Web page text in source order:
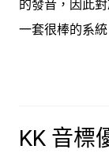
的發音，因此
一套很棒的系統
KK 音標